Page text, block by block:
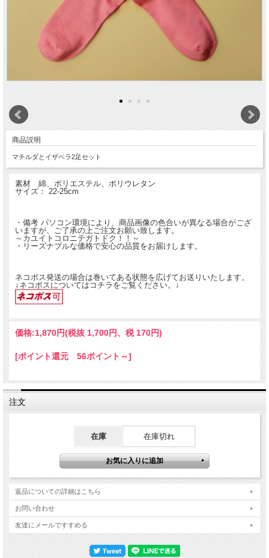
商品説明
マチルダとイザベラ2足セット
素材 綿、ポリエステル、ポリウレタン
サイズ： 22-25cm
・備考 パソコン環境により、商品画像の色合いが異なる場合がござ
いますが、ご了承の上ご注文お願い致します。
～カユイトコロニテガトドク！！～
・リーズナブルな価格で安心の品質をお届けします。
ネコポス発送の場合は巻いてある状態を広げてお送りいたします。
↓ネコポスについてはコチラをご覧ください。↓
価格:1,870円(税抜 1,700円、税 170円)
[ポイント還元 56ポイント～]
注文
在庫 在庫切れ
返品についての詳細はこちら
お問い合わせ
友達にメールですすめる